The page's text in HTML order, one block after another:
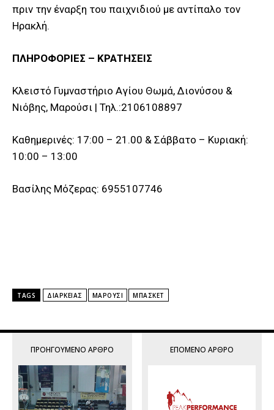
πριν την έναρξη του παιχνιδιού με αντίπαλο τον
Ηρακλή.
ΠΛΗΡΟΦΟΡΙΕΣ – ΚΡΑΤΗΣΕΙΣ
Κλειστό Γυμναστήριο Αγίου Θωμά, Διονύσου &
Νιόβης, Μαρούσι | Τηλ.:2106108897
Καθημερινές: 17:00 – 21.00 & Σάββατο – Κυριακή:
10:00 – 13:00
Βασίλης Μόζερας: 6955107746
TAGS ΔΙΑΡΚΕΊΑΣ ΜΑΡΟΎΣΙ ΜΠΆΣΚΕΤ
ΠΡΟΗΓΟΎΜΕΝΟ ΆΡΘΡΟ ΕΠΌΜΕΝΟ ΆΡΘΡΟ